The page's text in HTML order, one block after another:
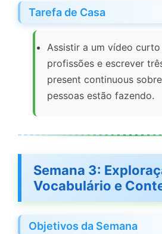
Tarefa de Casa
Assistir a um vídeo
profissões e escrever
present continuous
pessoas estão fazendo.
Semana 3:
Vocabulário e
Objetivos da Semana